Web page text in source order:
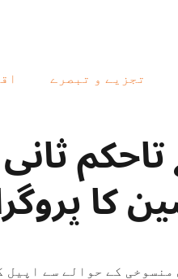
تجزیے و تبصرے
ثانی
کا
منسوخی کے حوالے سے